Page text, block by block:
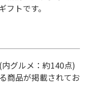
トです。
グルメ：約140点)
商品が掲載されてお